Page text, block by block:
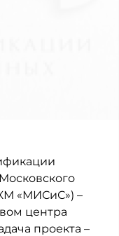
«МИСиС») –
центра
проекта –